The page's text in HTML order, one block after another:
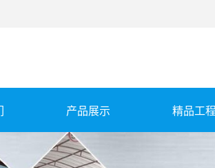
产品展示 精品工程